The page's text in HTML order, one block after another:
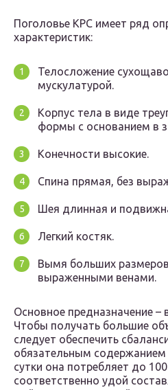
Поголовье КРС имеет ряд
характеристик:
Телосложение
мускулатурой.
Корпус тела в виде
формы с основанием в
Конечности высокие.
Спина прямая, без
Шея длинная и
Легкий костяк.
Вымя больших
выраженными венами.
Основное предназначение
Чтобы получать большие
следует обеспечить
обязательным
сутки она потребляет до
соответственно удой